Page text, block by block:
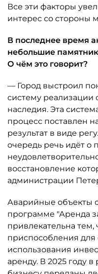
Все эти факторы
интерес со стороны
В последнее время
небольшие
О чём это говорит?
— Город выстроил
систему реализации
наследия. Эта
процесс поставлен
результат в виде
очередь речь идёт о
восстановление
администрации
Аварийные объекты
программе "Аренда
привлекательна
приспособления
использования
аренду. В 2025 году